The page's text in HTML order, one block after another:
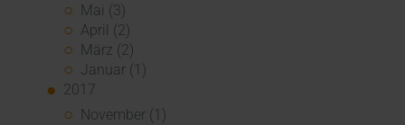
Mai (3)
April (2)
März (2)
Januar (1)
2017
November (1)